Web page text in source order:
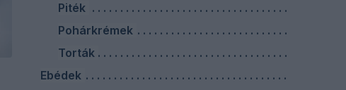
Piték
Pohárkrémek
Torták
Ebédek